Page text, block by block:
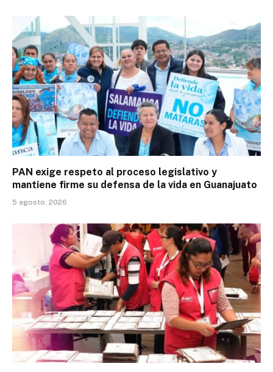
PAN exige respeto al proceso legislativo y
mantiene firme su defensa de la vida en Guanajuato
5 agosto, 2026